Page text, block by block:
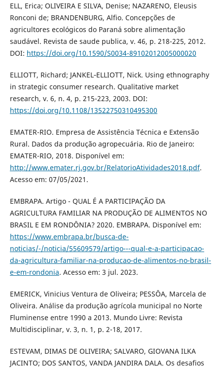
ELL, Erica; OLIVEIRA E SILVA, Denise; NAZARENO, Eleusis
Ronconi de; BRANDENBURG, Alfio. Concepções de
agricultores ecológicos do Paraná sobre alimentação
saudável. Revista de saude publica, v. 46, p. 218-225, 2012.
DOI: https://doi.org/10.1590/S0034-89102012005000020
ELLIOTT, Richard; JANKEL‐ELLIOTT, Nick. Using ethnography
in strategic consumer research. Qualitative market
research, v. 6, n. 4, p. 215-223, 2003. DOI:
https://doi.org/10.1108/13522750310495300
EMATER-RIO. Empresa de Assistência Técnica e Extensão
Rural. Dados da produção agropecuária. Rio de Janeiro:
EMATER-RIO, 2018. Disponível em:
http://www.emater.rj.gov.br/RelatorioAtividades2018.pdf.
Acesso em: 07/05/2021.
EMBRAPA. Artigo - QUAL É A PARTICIPAÇÃO DA
AGRICULTURA FAMILIAR NA PRODUÇÃO DE ALIMENTOS NO
BRASIL E EM RONDÔNIA? 2020. EMBRAPA. Disponível em:
https://www.embrapa.br/busca-de-
noticias/-/noticia/55609579/artigo---qual-e-a-participacao-
da-agricultura-familiar-na-producao-de-alimentos-no-brasil-
e-em-rondonia. Acesso em: 3 jul. 2023.
EMERICK, Vinicius Ventura de Oliveira; PESSÔA, Marcela de
Oliveira. Análise da produção agrícola municipal no Norte
Fluminense entre 1990 a 2013. Mundo Livre: Revista
Multidisciplinar, v. 3, n. 1, p. 2-18, 2017.
ESTEVAM, DIMAS DE OLIVEIRA; SALVARO, GIOVANA ILKA
JACINTO; DOS SANTOS, VANDA JANDIRA DALA. Os desafios